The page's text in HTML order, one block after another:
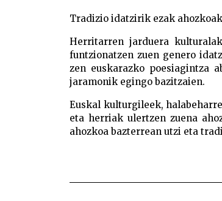
Tradizio idatzirik ezak
Herritarren jarduera
funtzionatzen zuen genero
zen euskarazko poesiagintza
jaramonik egingo bazitzaien.
Euskal kulturgileek,
eta herriak ulertzen zuena
ahozkoa bazterrean utzi eta